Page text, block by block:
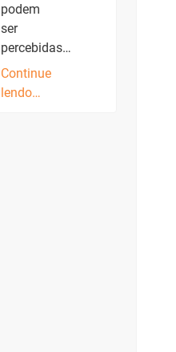
podem
ser
percebidas…
Continue
lendo…